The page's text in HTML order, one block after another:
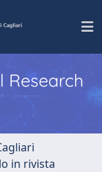
Research
in rivista